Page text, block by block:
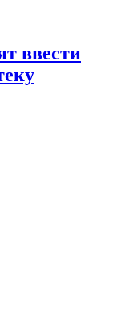
ввести